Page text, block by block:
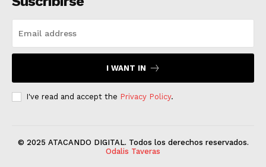
I WANT IN
I've read and accept the Privacy Policy.
© 2025 ATACANDO DIGITAL. Todos los derechos reservados.
Odalis Taveras